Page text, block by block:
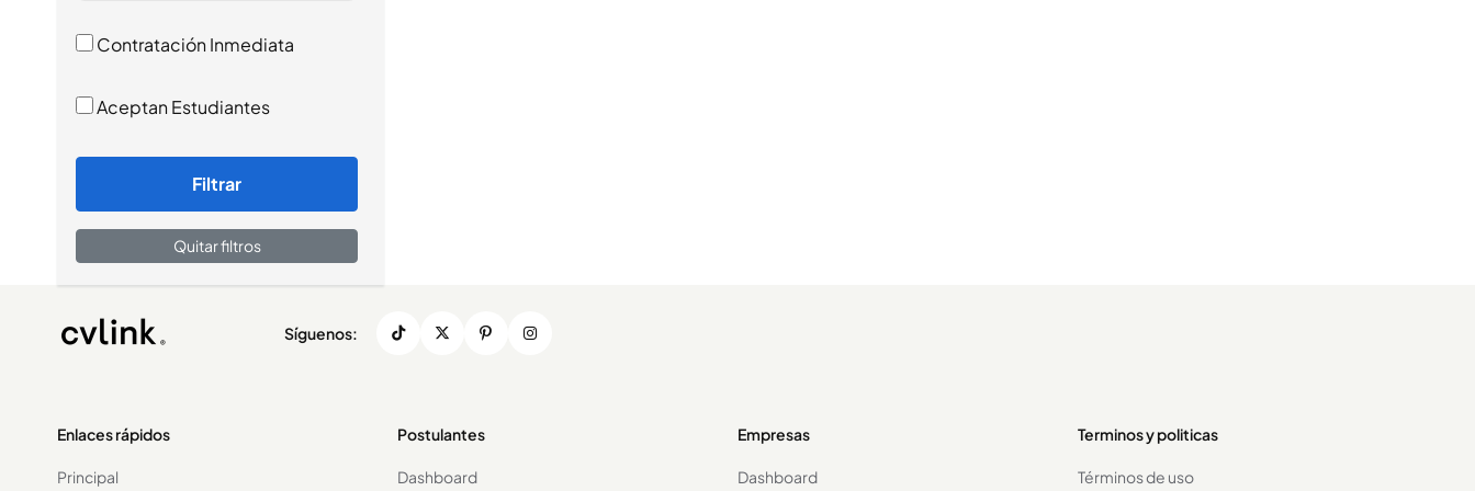
Contratación Inmediata
Aceptan Estudiantes
Filtrar
Quitar filtros
Síguenos:
Enlaces rápidos
Principal
Postulantes
Dashboard
Empresas
Dashboard
Terminos y politicas
Términos de uso